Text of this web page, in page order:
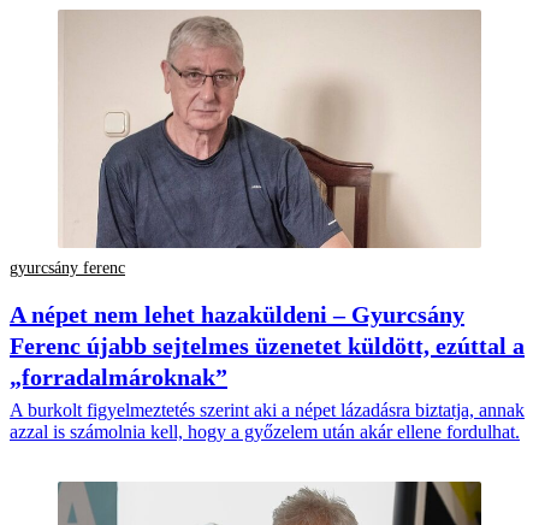
gyurcsány ferenc
A népet nem lehet hazaküldeni – Gyurcsány
Ferenc újabb sejtelmes üzenetet küldött, ezúttal a
„forradalmároknak”
A burkolt figyelmeztetés szerint aki a népet lázadásra biztatja, annak
azzal is számolnia kell, hogy a győzelem után akár ellene fordulhat.